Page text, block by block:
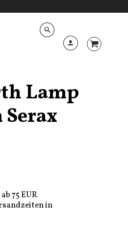
Lamp
Serax
75 EUR
in